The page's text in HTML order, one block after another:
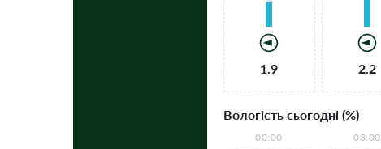
1.9 2.2
Вологість сьогодні (%)
00:00 03:00